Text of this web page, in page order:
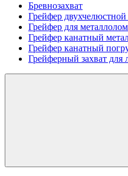
Бревнозахват
Грейфер
Грейфер для
Грейфер канатный
Грейфер канатный
Грейферный захват для